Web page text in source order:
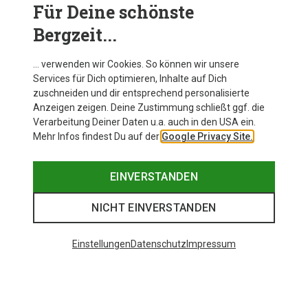
BEKLEIDUNG
Für Deine schönste
Bergzeit...
… verwenden wir Cookies. So können wir unsere
Services für Dich optimieren, Inhalte auf Dich
zuschneiden und dir entsprechend personalisierte
Anzeigen zeigen. Deine Zustimmung schließt ggf. die
Verarbeitung Deiner Daten u.a. auch in den USA ein.
Mehr Infos findest Du auf der Google Privacy Site.
EINVERSTANDEN
NICHT EINVERSTANDEN
EinstellungenDatenschutz Impressum